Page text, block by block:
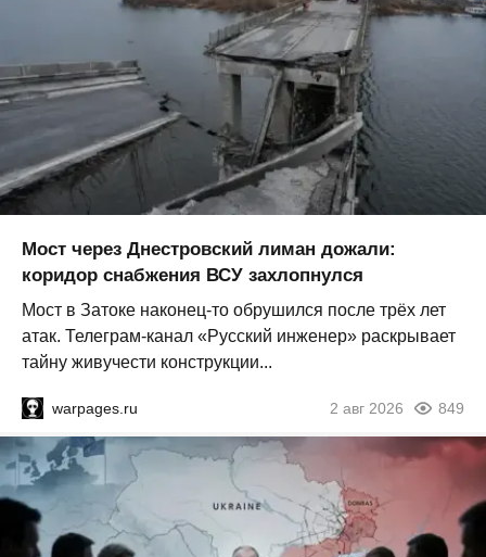
Мост через Днестровский лиман дожали:
коридор снабжения ВСУ захлопнулся
Мост в Затоке наконец-то обрушился после трёх лет
атак. Телеграм-канал «Русский инженер» раскрывает
тайну живучести конструкции...
warpages.ru 2 авг 2026 849